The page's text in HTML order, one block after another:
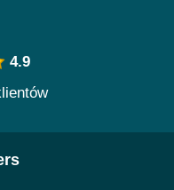
4.9